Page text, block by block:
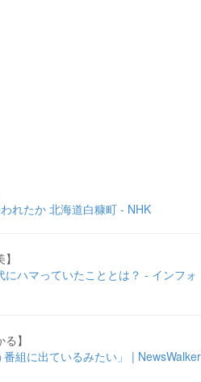
れたか 北海道白糠町 - NHK
にハマっていたこととは？ - インフォ
】
組に出ているみたい」 | NewsWalker